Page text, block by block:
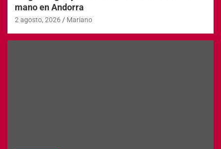
mano en Andorra
2 agosto, 2026 Mariano